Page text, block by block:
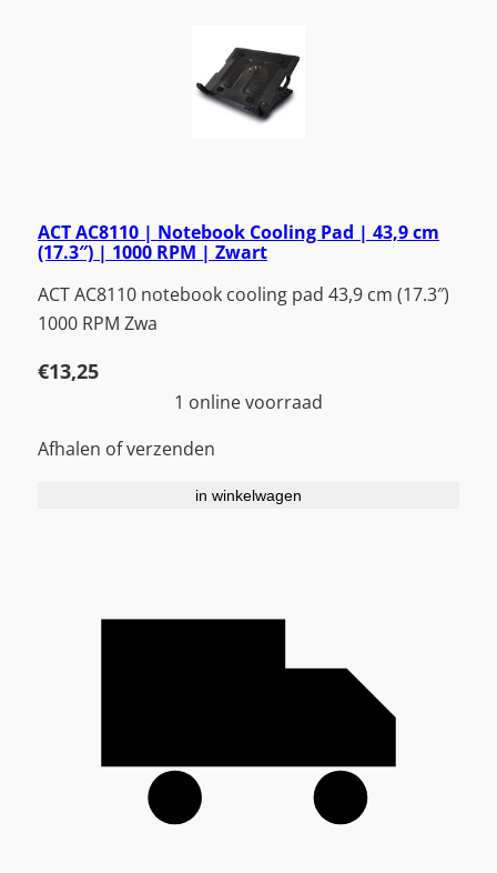
ACT AC8110 | Notebook Cooling Pad | 43,9 cm
(17.3″) | 1000 RPM | Zwart
ACT AC8110 notebook cooling pad 43,9 cm (17.3″)
1000 RPM Zwa
€13,25
1 online voorraad
Afhalen of verzenden
in winkelwagen